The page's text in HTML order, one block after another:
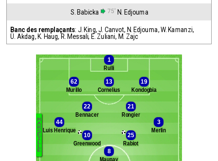
S. Babicka 75' N. Edjouma
Banc des remplaçants: J. King,J. Canvot, N. Edjouma,W. Kamanzi,
Ü. Akdag, K. Haug, R. Messali, E. Zuliani, M. Zajc